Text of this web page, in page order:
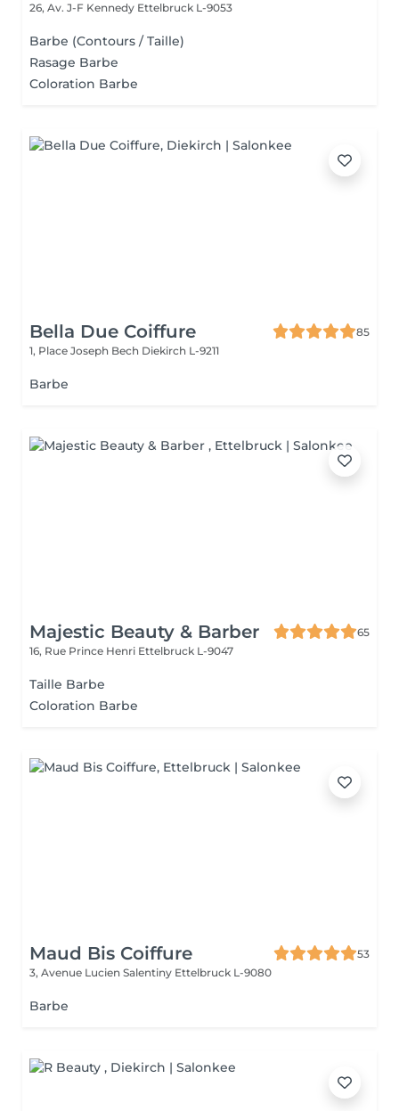
26, Av. J-F Kennedy Ettelbruck L-9053
Barbe (Contours / Taille)
Rasage Barbe
Coloration Barbe
Bella Due Coiffure
85
1, Place Joseph Bech Diekirch L-9211
Barbe
Majestic Beauty & Barber
65
16, Rue Prince Henri Ettelbruck L-9047
Taille Barbe
Coloration Barbe
Maud Bis Coiffure
53
3, Avenue Lucien Salentiny Ettelbruck L-9080
Barbe